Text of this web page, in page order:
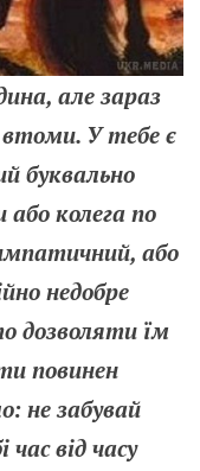
але зараз
втоми. У тебе є
буквально
колега по
або
недобре
дозволяти їм
повинен
не забувай
час від часу